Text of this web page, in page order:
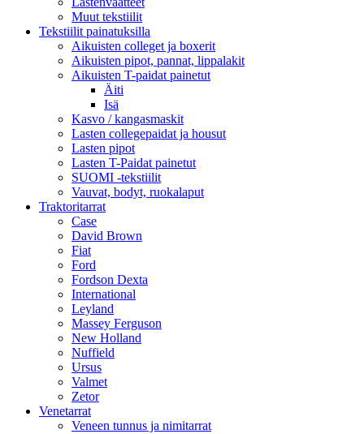
Muut tekstiilit
Tekstiilit painatuksilla
Aikuisten colleget ja boxerit
Aikuisten pipot, pannat, lippalakit
Aikuisten T-paidat painetut
Äiti
Isä
Kasvo / kangasmaskit
Lasten collegepaidat ja housut
Lasten pipot
Lasten T-Paidat painetut
SUOMI -tekstiilit
Vauvat, bodyt, ruokalaput
Traktoritarrat
Case
David Brown
Fiat
Ford
Fordson Dexta
International
Leyland
Massey Ferguson
New Holland
Nuffield
Ursus
Valmet
Zetor
Venetarrat
Veneen tunnus ja nimitarrat